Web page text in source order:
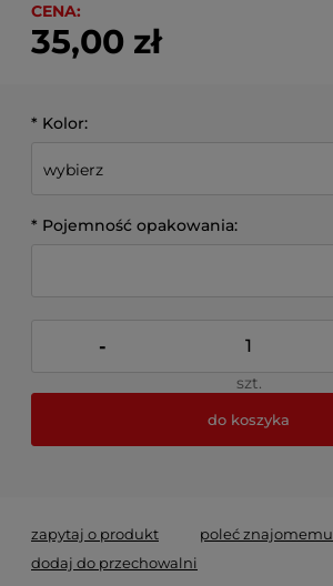
CENA:
35,00 zł
* Kolor:
* Pojemność opakowania:
-
szt.
do koszyka
zapytaj o produkt poleć znajomemu
dodaj do przechowalni